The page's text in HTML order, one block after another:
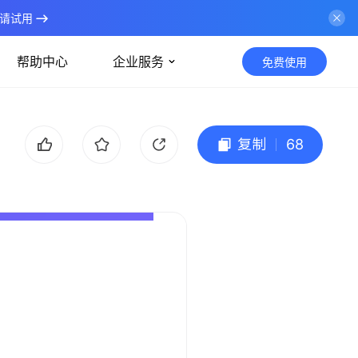
试用
帮助中心 企业服务 免费使用
复制 68